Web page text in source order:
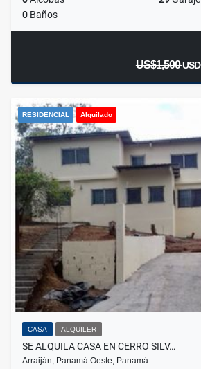
0 Baños
US$1,500USD
RESIDENCIAL Alquilado
CASA ALQUILER
SE ALQUILA CASA EN CERRO SILV…
Arraiján, Panamá Oeste, Panamá